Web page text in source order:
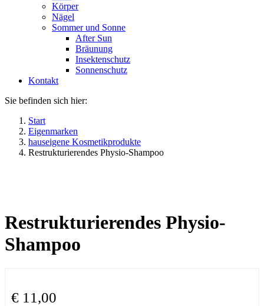
Körper
Nägel
Sommer und Sonne
After Sun
Bräunung
Insektenschutz
Sonnenschutz
Kontakt
Sie befinden sich hier:
Start
Eigenmarken
hauseigene Kosmetikprodukte
Restrukturierendes Physio-Shampoo
Restrukturierendes Physio-
Shampoo
€ 11,00